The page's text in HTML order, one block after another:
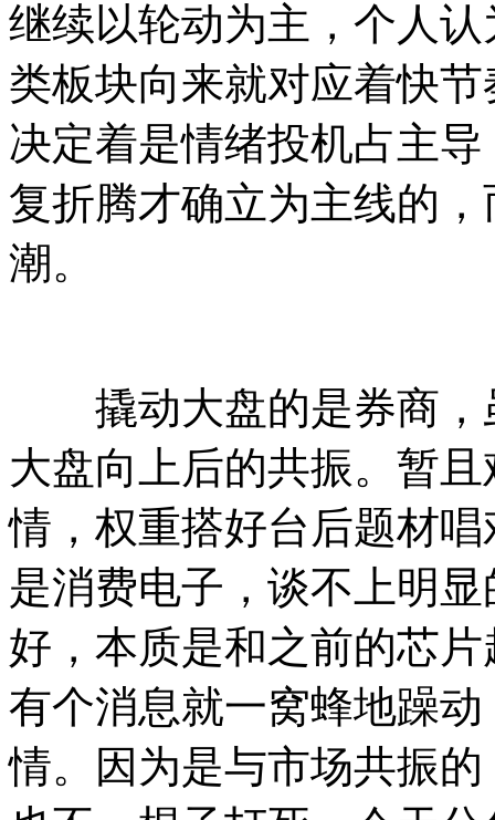
继续以轮动为主，个人
类板块向来就对应着快
决定着是情绪投机占主
复折腾才确立为主线的
潮。
撬动大盘的是券商，
大盘向上后的共振。暂
情，权重搭好台后题材
是消费电子，谈不上明
好，本质是和之前的芯
有个消息就一窝蜂地躁
情。因为是与市场共振